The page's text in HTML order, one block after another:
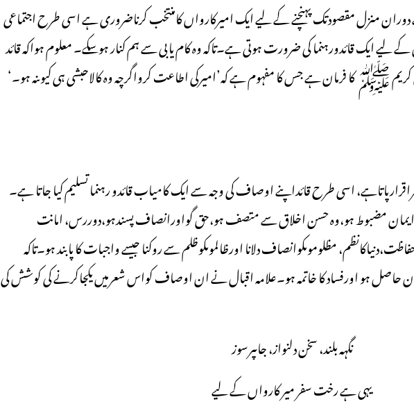
منزل مقصودتک پہنچنے کے لیے ایک امیرکارواں کامنتخب کرناضروری ہے اسی طرح اجتماعی
ایک قائدورہنما کی ضرورت ہوتی ہے۔تاکہ وہ کام یابی سے ہم کنار ہوسکے۔ معلوم ہواکہ قائد
ﷺ کا فرمان ہے جس کا مفہوم ہے کہ’امیرکی اطاعت کرواگرچہ وہ کالاحبشی ہی کیوںنہ ہو۔‘
اسی طرح قائداپنے اوصاف کی وجہ سے ایک کامیاب قائدو رہنما تسلیم کیا جاتا ہے۔
مضبوط ہو،وہ حسن اخلاق سے متصف ہو،حق گواورانصاف پسندہو،دوررس، امانت
مظلوموںکوانصاف دلانا اورظالموںکوظلم سے روکنا جیسے واجبات کا پابند ہو۔تاکہ
حاصل ہو اورفساد کا خاتمہ ہو۔علامہ اقبال نے ان اوصاف کواس شعرمیں یکجاکرنے کی کوشش کی
نگہہ بلند، سخن دلنواز، جاںپرسوز
یہی ہے رخت سفر میر کارواں کے لیے